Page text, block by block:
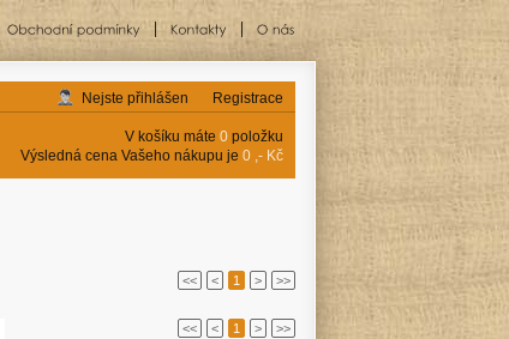
Registrace
Nejste přihlášen
V košíku máte 0 položku
Výsledná cena Vašeho nákupu je 0 ,- Kč
<< < 1 > >>
<< < 1 > >>